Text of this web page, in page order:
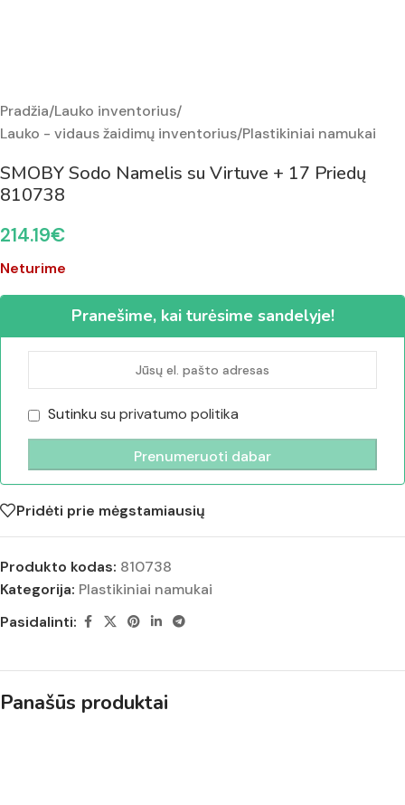
Pradžia/Lauko inventorius/
Lauko - vidaus žaidimų inventorius/Plastikiniai namukai
SMOBY Sodo Namelis su Virtuve + 17 Priedų
810738
214.19€
Neturime
Pranešime, kai turėsime sandelyje!
Sutinku su privatumo politika
Pridėti prie mėgstamiausių
Produkto kodas: 810738
Kategorija: Plastikiniai namukai
Pasidalinti:
Panašūs produktai